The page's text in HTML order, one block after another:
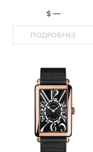
$ —
ПОДРОБНЕЕ